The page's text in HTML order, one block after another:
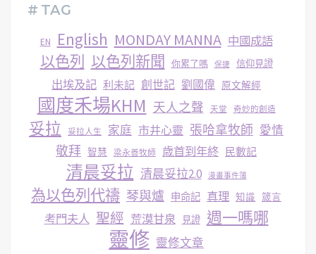
# TAG
EN English MONDAY MANNA 中國成語
以色列 以色列新聞 你累了嗎 保捷 信仰見證
出埃及記 利未記 創世記 劉國偉 原文解經
國度禾場KHM 天人之聲 天堂 奇妙的創造
妥拉 妥拉人生 家庭 市井心靈 張哈拿牧師 愛情
敬拜 智慧 梁永善牧師 歳首到年終 民數記
清晨妥拉 清晨妥拉2.0 漫畫事件簿
為以色列代禱 琴與爐 申命記 真理 知識 箴言
考門夫人 聖經 荒漠甘泉 見證 週一嗎哪
靈修 靈修文章